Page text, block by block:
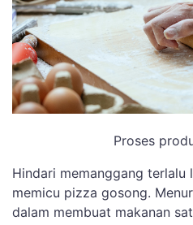
Proses
Hindari memanggang terlalu
memicu pizza gosong.
dalam membuat makanan